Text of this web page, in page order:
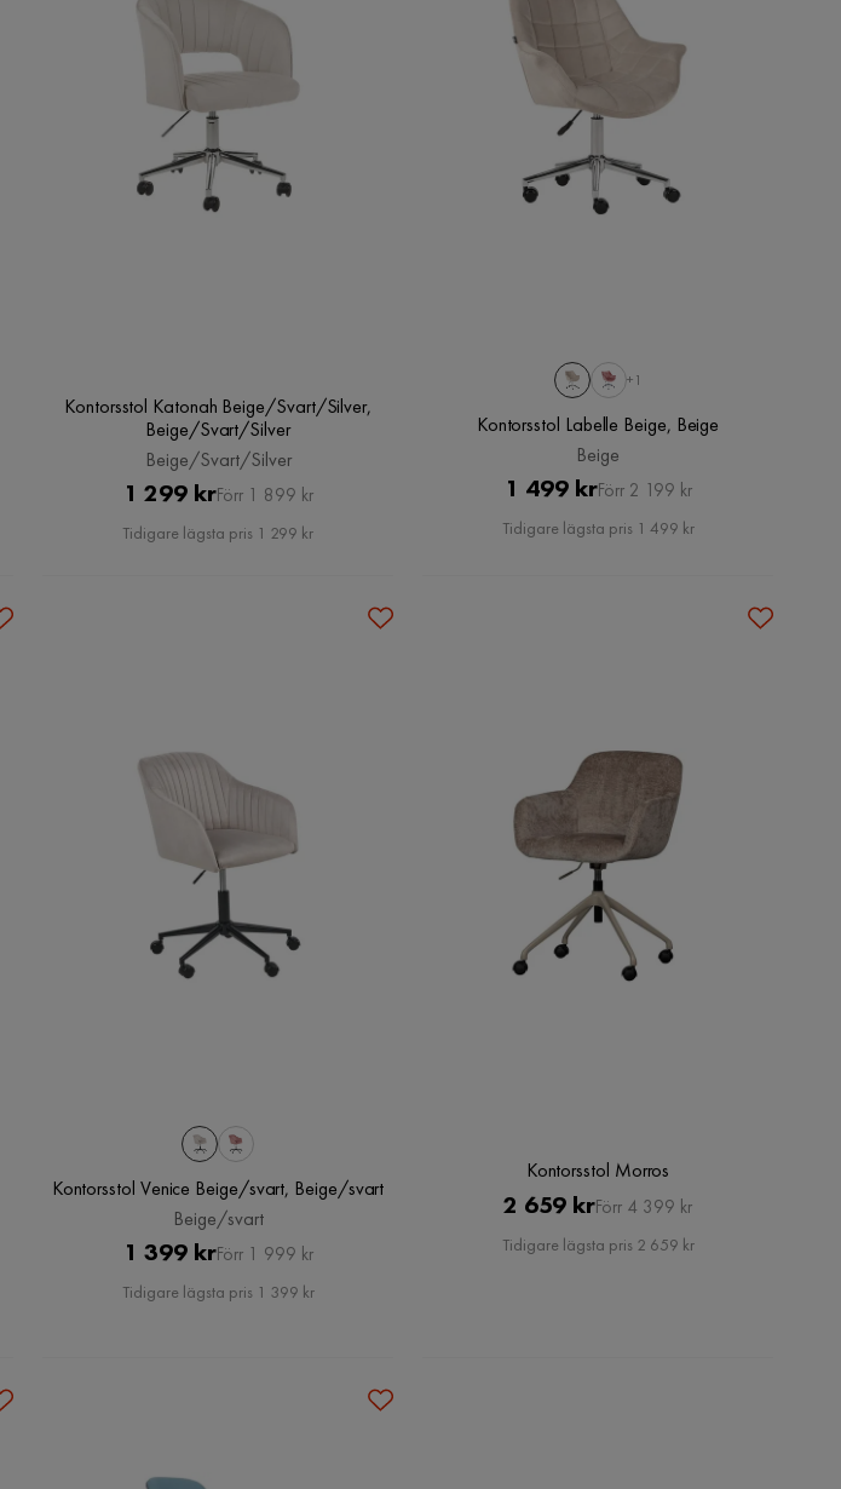
Kontorsstol Katonah Beige/Svart/Silver,
Beige/Svart/Silver
Beige/Svart/Silver
Pris
1 299 krOriginal
Pris
Förr 1 899 kr
Tidigare lägsta pris 1 299 kr
+1
Kontorsstol Labelle Beige, Beige
Beige
Pris
1 499 krOriginal
Pris
Förr 2 199 kr
Tidigare lägsta pris 1 499 kr
Kontorsstol Venice Beige/svart, Beige/svart
Beige/svart
Pris
1 399 krOriginal
Pris
Förr 1 999 kr
Tidigare lägsta pris 1 399 kr
Kontorsstol Morros
Pris
2 659 krOriginal
Pris
Förr 4 399 kr
Tidigare lägsta pris 2 659 kr